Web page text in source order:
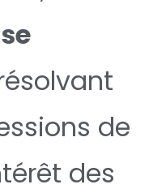
de
des